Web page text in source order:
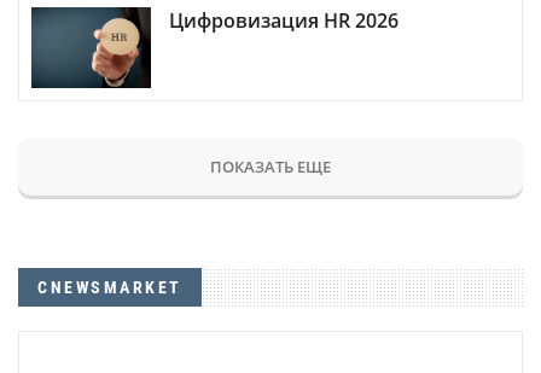
Цифровизация HR 2026
ПОКАЗАТЬ ЕЩЕ
CNEWSMARKET